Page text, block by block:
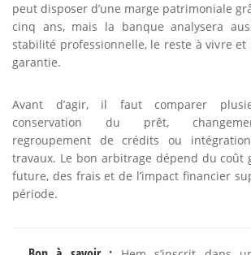
peut disposer d’une marge patrimoniale
cinq ans, mais la banque analysera
stabilité professionnelle, le reste à vivre et
garantie.
Avant d’agir, il faut comparer
conservation du prêt,
regroupement de crédits ou
travaux. Le bon arbitrage dépend du coût
future, des frais et de l’impact financier
période.